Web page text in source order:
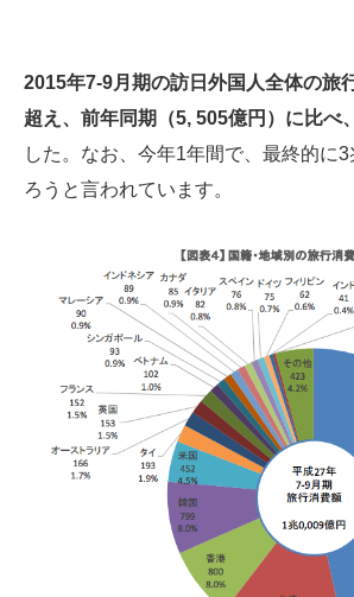
2015年7-9月期の訪日外国人全体の旅
超え、前年同期（5, 505億円）に比べ
した。なお、今年1年間で、最終的に
ろうと言われています。